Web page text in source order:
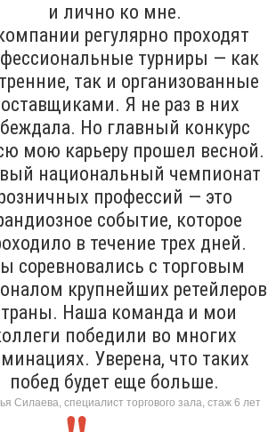
и лично ко мне.
регулярно проходят
турниры — как
так и организованные
Я не раз в них
Но главный конкурс
мою карьеру прошел весной.
национальный чемпионат
профессий — это
событие, которое
в течение трех дней.
соревновались с торговым
крупнейших ретейлеров
Наша команда и мои
победили во многих
Уверена, что таких
побед будет еще больше.
Силаева, специалист торгового зала, стаж 6 лет